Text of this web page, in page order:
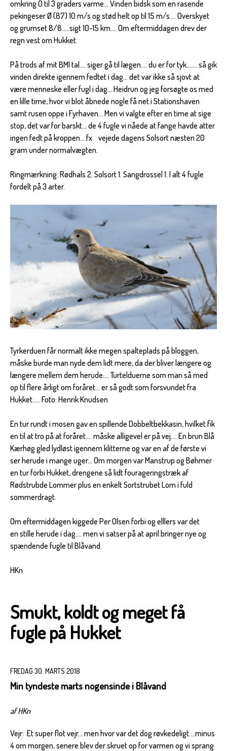
omkring 0 til 3 graders varme... Vinden bidsk som en rasende
pekingeser Ø (87) 10 m/s og stød helt op til 15 m/s.... Overskyet
og grumset 8/8.....sigt 10-15 km.... Om eftermiddagen drev der
regn vest om Hukket.
På trods af mit BMI tal.... siger gå til lægen.... du er for tyk....... så gik
vinden direkte igennem fedtet i dag... det var ikke så sjovt at
være menneske eller fugl i dag... Heidrun og jeg forsøgte os med
en lille time, hvor vi blot åbnede nogle få net i Stationshaven
samt rusen oppe i Fyrhaven... Men vi valgte efter en time at sige
stop, det var for barskt... de 4 fugle vi nåede at fange havde atter
ingen fedt på kroppen... fx. vejede dagens Solsort næsten 20
gram under normalvægten.
Ringmærkning: Rødhals 2. Solsort 1. Sangdrossel 1. I alt 4 fugle
fordelt på 3 arter.
Tyrkerduen får normalt ikke megen spalteplads på bloggen,
måske burde man nyde dem lidt mere, da der bliver længere og
længere mellem dem herude.... Turtelduerne som man så med
op til flere årligt om foråret... er så godt som forsvundet fra
Hukket..... Foto: Henrik Knudsen.
En tur rundt i mosen gav en spillende Dobbeltbekkasin, hvilket fik
en til at tro på at foråret.... måske alligevel er på vej.... En brun Blå
Kærhøg gled lydløst igennem klitterne og var en af de første vi
ser herude i mange uger... Om morgen var Manstrup og Bøhmer
en tur forbi Hukket, drengene så lidt fourageringstræk af
Rødstrubde Lommer plus en enkelt Sortstrubet Lom i fuld
sommerdragt.
Om eftermiddagen kiggede Per Olsen forbi og elllers var det
en stille herude i dag.... men vi satser på at april bringer nye og
spændende fugle til Blåvand.
HKn
Smukt, koldt og meget få
fugle på Hukket
FREDAG 30. MARTS 2018
Min tyndeste marts nogensinde i Blåvand
af HKn
Vejr: Et super flot vejr... men hvor var det dog røvkedeligt....minus
4 om morgen, senere blev der skruet op for varmen og vi sprang